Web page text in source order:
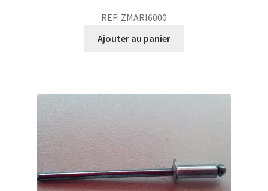
REF: ZMARI6000
Ajouter au panier